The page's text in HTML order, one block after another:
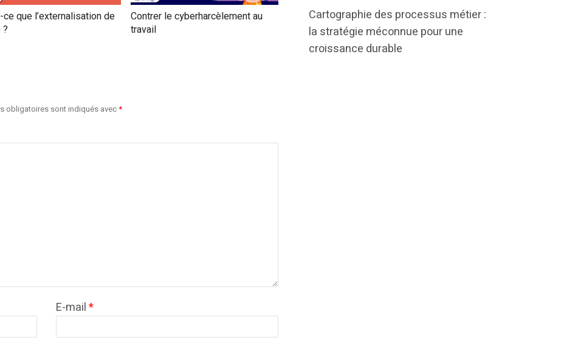
ce que l’externalisation de
Contrer le cyberharcèlement au
travail
obligatoires sont indiqués avec*
E-mail*
Cartographie des processus métier :
la stratégie méconnue pour une
croissance durable